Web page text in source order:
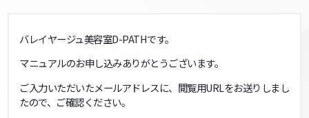
バレイヤージュ美容室D-PATHです。
マニュアルのお申し込みありがとうございます。
ご入力いただいたメールアドレスに、閲覧用URLをお送りしまし
たので、ご確認ください。